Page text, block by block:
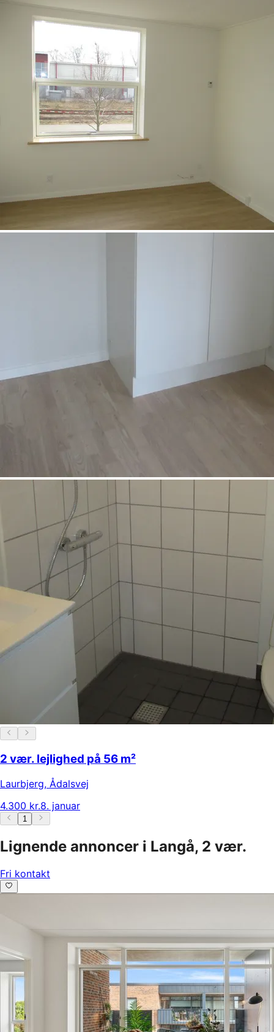
2 vær. lejlighed på 56 m²
Laurbjerg, Ådalsvej
4.300 kr.8. januar
1
Lignende annoncer i Langå, 2 vær.
Fri kontakt